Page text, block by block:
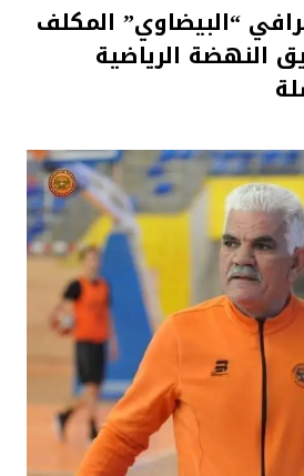
“البيضاوي” المكلف
النهضة الرياضية